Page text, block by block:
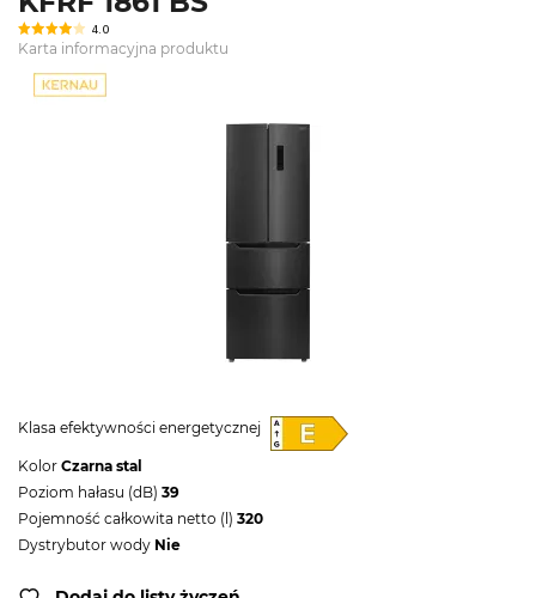
4.0
Karta informacyjna produktu
Klasa efektywności energetycznej
Kolor Czarna stal
Poziom hałasu (dB) 39
Pojemność całkowita netto (l) 320
Dystrybutor wody Nie